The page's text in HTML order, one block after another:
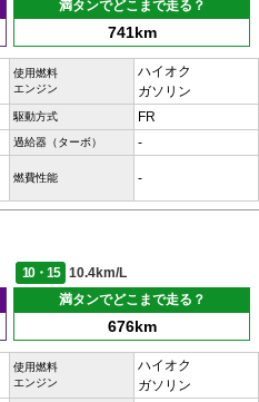
満タンでどこまで走る？
741km
使用燃料
エンジン
ハイオク
ガソリン
駆動方式 FR
過給器（ターボ） -
燃費性能 -
10・15
10.4km/L
満タンでどこまで走る？
676km
使用燃料
エンジン
ハイオク
ガソリン